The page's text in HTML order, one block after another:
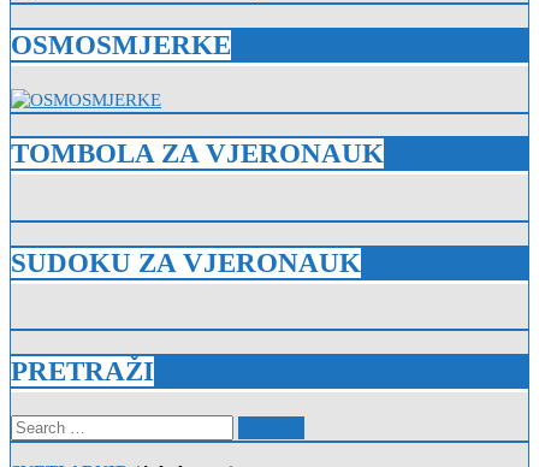
OSMOSMJERKE
TOMBOLA ZA VJERONAUK
SUDOKU ZA VJERONAUK
PRETRAŽI
Search
for: